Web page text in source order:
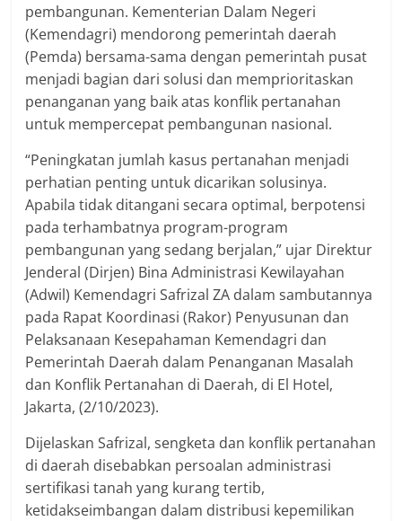
pembangunan. Kementerian Dalam Negeri
(Kemendagri) mendorong pemerintah daerah
(Pemda) bersama-sama dengan pemerintah pusat
menjadi bagian dari solusi dan memprioritaskan
penanganan yang baik atas konflik pertanahan
untuk mempercepat pembangunan nasional.
“Peningkatan jumlah kasus pertanahan menjadi
perhatian penting untuk dicarikan solusinya.
Apabila tidak ditangani secara optimal, berpotensi
pada terhambatnya program-program
pembangunan yang sedang berjalan,” ujar Direktur
Jenderal (Dirjen) Bina Administrasi Kewilayahan
(Adwil) Kemendagri Safrizal ZA dalam sambutannya
pada Rapat Koordinasi (Rakor) Penyusunan dan
Pelaksanaan Kesepahaman Kemendagri dan
Pemerintah Daerah dalam Penanganan Masalah
dan Konflik Pertanahan di Daerah, di El Hotel,
Jakarta, (2/10/2023).
Dijelaskan Safrizal, sengketa dan konflik pertanahan
di daerah disebabkan persoalan administrasi
sertifikasi tanah yang kurang tertib,
ketidakseimbangan dalam distribusi kepemilikan